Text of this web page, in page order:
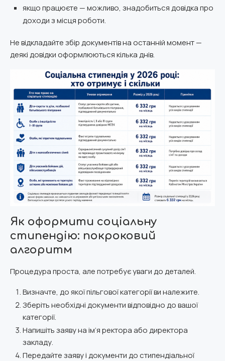
якщо працюєте — можливо, знадобиться довідка про
доходи з місця роботи.
Не відкладайте збір документів на останній момент —
деякі довідки оформлюються кілька днів.
Як оформити соціальну
стипендію: покроковий
алгоритм
Процедура проста, але потребує уваги до деталей.
Визначте, до якої пільгової категорії ви належите.
Зберіть необхідні документи відповідно до вашої
категорії.
Напишіть заяву на ім’я ректора або директора
закладу.
Передайте заяву і документи до стипендіальної